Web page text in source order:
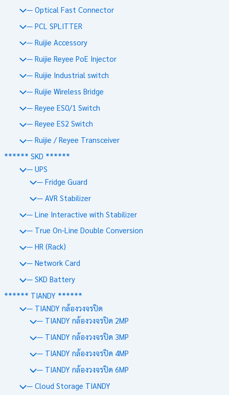
— Optical Fast Connector
— PCL SPLITTER
— Ruijie Accessory
— Ruijie Reyee PoE Injector
— Ruijie Industrial switch
— Ruijie Wireless Bridge
— Reyee ES0/1 Switch
— Reyee ES2 Switch
— Ruijie / Reyee Transceiver
****** SKD ******
— UPS
— Fridge Guard
— AVR Stabilizer
— Line Interactive with Stabilizer
— True On-Line Double Conversion
— HR (Rack)
— Network Card
— SKD Battery
****** TIANDY ******
— TIANDY กล้องวงจรปิด
— TIANDY กล้องวงจรปิด 2MP
— TIANDY กล้องวงจรปิด 3MP
— TIANDY กล้องวงจรปิด 4MP
— TIANDY กล้องวงจรปิด 6MP
— Cloud Storage TIANDY